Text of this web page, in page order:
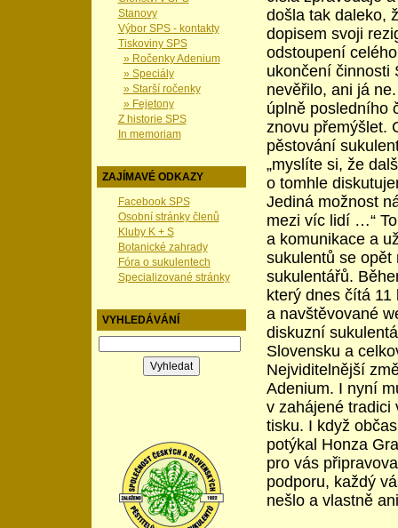
Stanovy
Výbor SPS - kontakty
Tiskoviny SPS
» Ročenky Adenium
» Speciály
» Starší ročenky
» Fejetony
Z historie SPS
In memoriam
ZAJÍMAVÉ ODKAZY
Facebook SPS
Osobní stránky členů
Kluby K + S
Botanické zahrady
Fóra o sukulentech
Specializované stránky
VYHLEDÁVÁNÍ
došla tak daleko,
dopisem svoji
odstoupení
ukončení činnosti
nevěřilo, ani já
úplně posledního
znovu přemýšlet.
pěstování
„myslíte si, že
o tomhle
Jediná možnost
mezi víc lidí …“
a komunikace a
sukulentů se opět
sukulentářů.
který dnes čítá
a navštěvované
diskuzní
Slovensku a
Nejviditelnější
Adenium. I nyní
v zahájené tradici
tisku. I když
potýkal Honza
pro vás
podporu, každý
nešlo a vlastně